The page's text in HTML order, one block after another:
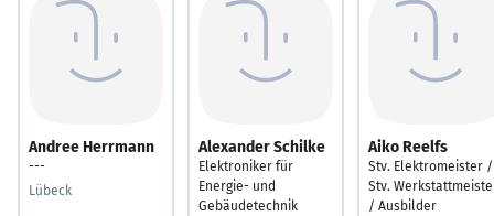
Andree Herrmann
---
Lübeck
Alexander Schilke
Elektroniker für
Energie- und
Gebäudetechnik
Aiko Reelfs
Stv. Elektromeister /
Stv.
/ Ausbilder